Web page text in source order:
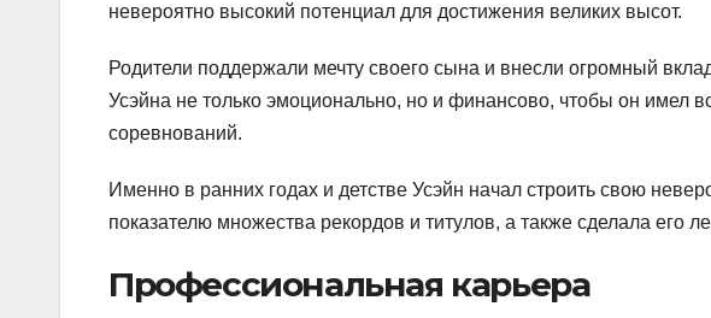
невероятно высокий потенциал для достижения великих высот.
Родители поддержали мечту своего сына и внесли огромный
Усэйна не только эмоционально, но и финансово, чтобы он имел
соревнований.
Именно в ранних годах и детстве Усэйн начал строить свою
показателю множества рекордов и титулов, а также сделала его
Профессиональная карьера